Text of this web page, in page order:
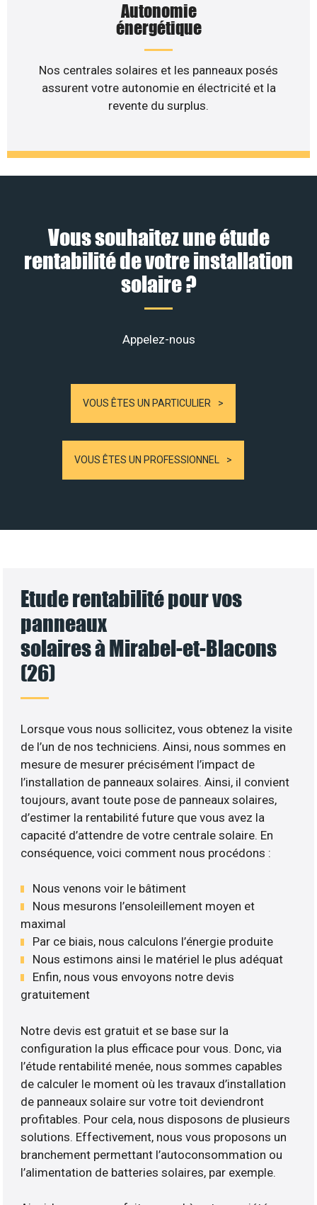
Autonomie
énergétique
Nos centrales solaires et les panneaux posés
assurent votre autonomie en électricité et la
revente du surplus.
Vous souhaitez une étude
rentabilité de votre installation
solaire ?
Appelez-nous
VOUS ÊTES UN PARTICULIER
VOUS ÊTES UN PROFESSIONNEL
Etude rentabilité pour vos
panneaux
solaires à Mirabel-et-Blacons
(26)
Lorsque vous nous sollicitez, vous obtenez la visite
de l’un de nos techniciens. Ainsi, nous sommes en
mesure de mesurer précisément l’impact de
l’installation de panneaux solaires. Ainsi, il convient
toujours, avant toute pose de panneaux solaires,
d’estimer la rentabilité future que vous avez la
capacité d’attendre de votre centrale solaire. En
conséquence, voici comment nous procédons :
Nous venons voir le bâtiment
Nous mesurons l’ensoleillement moyen et
maximal
Par ce biais, nous calculons l’énergie produite
Nous estimons ainsi le matériel le plus adéquat
Enfin, nous vous envoyons notre devis
gratuitement
Notre devis est gratuit et se base sur la
configuration la plus efficace pour vous. Donc, via
l’étude rentabilité menée, nous sommes capables
de calculer le moment où les travaux d’installation
de panneaux solaire sur votre toit deviendront
profitables. Pour cela, nous disposons de plusieurs
solutions. Effectivement, nous vous proposons un
branchement permettant l’autoconsommation ou
l’alimentation de batteries solaires, par exemple.